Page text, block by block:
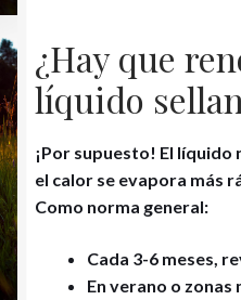
¿Hay que
líquido
¡Por supuesto! El líquido
el calor se evapora más
Como norma general:
Cada 3-6 meses ,
En verano o zonas